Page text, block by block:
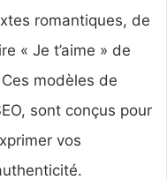
romantiques, de
« Je t’aime » de
modèles de
sont conçus pour
vos